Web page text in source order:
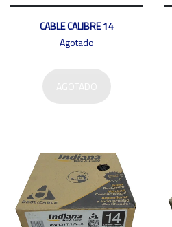
CABLE CALIBRE 14
Agotado